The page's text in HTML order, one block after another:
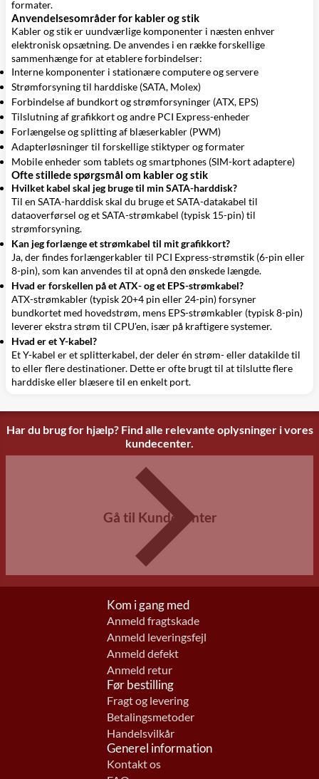
formater.
Anvendelsesområder for kabler og stik
Kabler og stik er uundværlige komponenter i næsten enhver
elektronisk opsætning. De anvendes i en række forskellige
sammenhænge for at etablere forbindelser:
Interne komponenter i stationære computere og servere
Strømforsyning til harddiske (SATA, Molex)
Forbindelse af bundkort og strømforsyninger (ATX, EPS)
Tilslutning af grafikkort og andre PCI Express-enheder
Forlængelse og splitting af blæserkabler (PWM)
Adapterløsninger til forskellige stiktyper og formater
Mobile enheder som tablets og smartphones (SIM-kort adaptere)
Ofte stillede spørgsmål om kabler og stik
Hvilket kabel skal jeg bruge til min SATA-harddisk?
Til en SATA-harddisk skal du bruge et SATA-datakabel til
dataoverførsel og et SATA-strømkabel (typisk 15-pin) til
strømforsyning.
Kan jeg forlænge et strømkabel til mit grafikkort?
Ja, der findes forlængerkabler til PCI Express-strømstik (6-pin eller
8-pin), som kan anvendes til at opnå den ønskede længde.
Hvad er forskellen på et ATX- og et EPS-strømkabel?
ATX-strømkabler (typisk 20+4 pin eller 24-pin) forsyner
bundkortet med hovedstrøm, mens EPS-strømkabler (typisk 8-pin)
leverer ekstra strøm til CPU'en, især på kraftigere systemer.
Hvad er et Y-kabel?
Et Y-kabel er et splitterkabel, der deler én strøm- eller datakilde til
to eller flere destinationer. Dette er ofte brugt til at tilslutte flere
harddiske eller blæsere til en enkelt port.
Har du brug for hjælp? Find alle relevante oplysninger i vores
kundecenter.
Gå til Kundecenter
Kom i gang med
Anmeld fragtskade
Anmeld leveringsfejl
Anmeld defekt
Anmeld retur
Før bestilling
Fragt og levering
Betalingsmetoder
Handelsvilkår
Generel information
Kontakt os